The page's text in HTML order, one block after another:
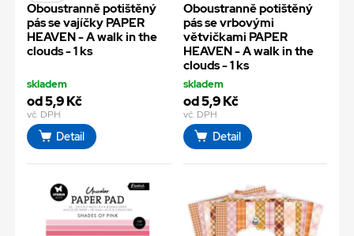
Oboustranně potištěný
pás se vajíčky PAPER
HEAVEN - A walk in the
clouds - 1 ks
skladem
od 5,9 Kč
vč. DPH
Detail
Oboustranně potištěný
pás se vrbovými
větvičkami PAPER
HEAVEN - A walk in the
clouds - 1 ks
skladem
od 5,9 Kč
vč. DPH
Detail